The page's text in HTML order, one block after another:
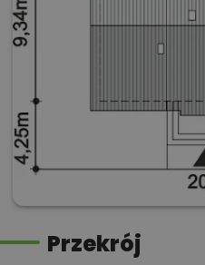
Przekrój